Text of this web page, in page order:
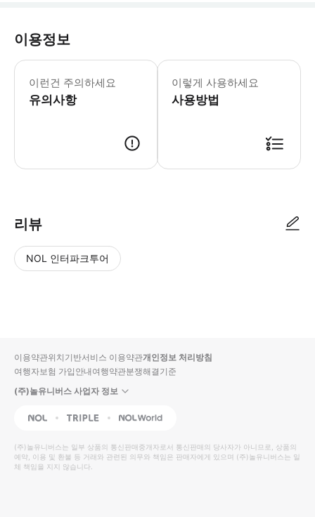
이용정보
이런건 주의하세요
유의사항
- 예약 후 24시간 이내에 환승 서비스
이렇게 사용하세요
사용방법
리뷰
NOL 인터파크투어
입니
다.
높
은
순
동
영
상
순
상
이용약관위치기반서비스 이용약관개인정보 처리방침
여행자보험 가입안내여행약관분쟁해결기준
(주)놀유니버스 사업자 정보
NOL Triple Interpark Global
(주)놀유니버스는 일부 상품의 통신판매중개자로서 통신판매의 당사자가 아니므로, 상품의
예약, 이용 및 환불 등 거래와 관련된 의무와 책임은 판매자에게 있으며 (주)놀유니버스는 일
체 책임을 지지 않습니다.